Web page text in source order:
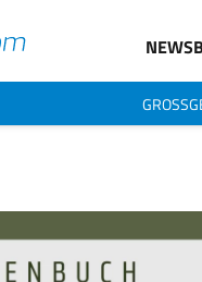
NEWS